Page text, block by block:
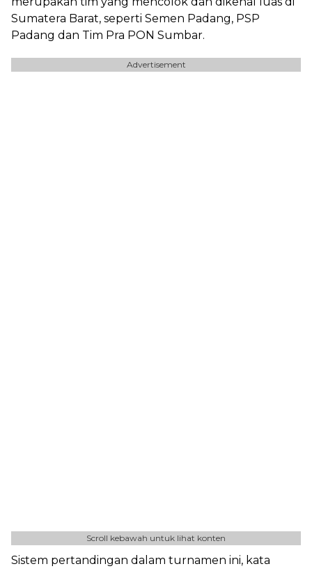
Sumatera Barat, seperti Semen Padang, PSP
Padang dan Tim Pra PON Sumbar.
Advertisement
Scroll kebawah untuk lihat konten
Sistem pertandingan dalam turnamen ini, kata